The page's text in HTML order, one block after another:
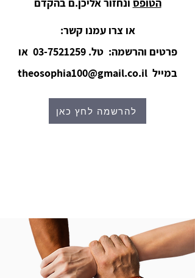
או צרו עמנו קשר:
פרטים והרשמה: טל.03-7521259 או
במייל theosophia100@gmail.co.il
להרשמה לחץ כאן